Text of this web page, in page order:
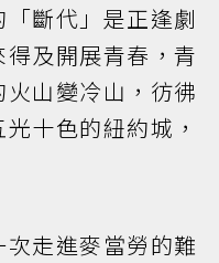
「斷代」是正逢劇
及開展青春，青
山變冷山，彷彿
十色的紐約城，
走進麥當勞的難